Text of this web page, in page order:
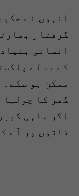
انہوں نے
گرفتار
انسانی
کے بدلے
ممکن ہو
گھر کا چولہا
اگر ماہی
فاقوں پر آ